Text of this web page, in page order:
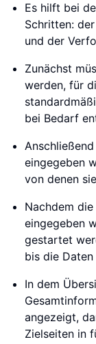
Es hilft bei
Schritten:
und der
Zunächst
werden, für
bei Bedarf
eingegeben
von denen
Nachdem
eingegeben
gestartet
bis die
In dem
angezeigt,
Zielseiten in